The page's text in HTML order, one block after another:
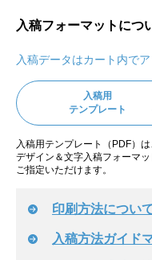
入稿フォーマットにつ
入稿データはカート内で
入稿用
テンプレート
入稿用テンプレート（PDF）
デザイン＆文字入稿フォーマ
ご指定いただけます。
印刷方法につい
入稿方法ガイド